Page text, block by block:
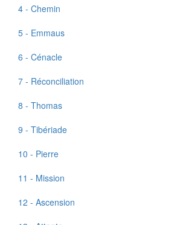
4 - Chemin
5 - Emmaus
6 - Cénacle
7 - Réconciliation
8 - Thomas
9 - Tibériade
10 - Pierre
11 - Mission
12 - Ascension